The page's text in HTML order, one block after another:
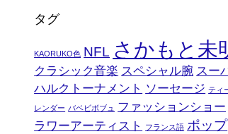
タグ
KAORUKO色 NFL さかもと未
クラシック音楽 スペシャル腕 スー
ハルクトーナメント ソーセージ ティ
レンダー バベビボブュ ファッションショー
ラワーアーティスト
フランス語 ポップ